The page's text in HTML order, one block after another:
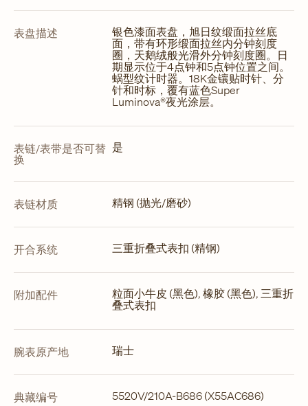
表盘描述 银色漆面表盘，旭日纹缎面拉丝底
面，带有环形缎面拉丝内分钟刻度
圈，天鹅绒般光滑外分钟刻度圈。日
期显示位于4点钟和5点钟位置之间。
蜗型纹计时器。18K金镶贴时针、分
针和时标，覆有蓝色Super
Luminova®夜光涂层。
表链/表带是否可替
换
是
表链材质 精钢 (抛光/磨砂)
开合系统 三重折叠式表扣 (精钢)
附加配件 粒面小牛皮 (黑色), 橡胶 (黑色), 三重折
叠式表扣
腕表原产地 瑞士
典藏编号 5520V/210A-B686 (X55AC686)